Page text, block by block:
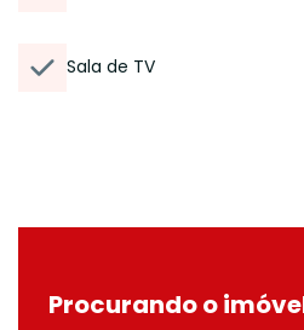
Sala de TV
Procurando o